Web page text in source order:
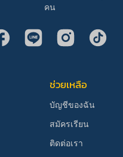
คน
ช่วยเหลือ
บัญชีของฉัน
สมัครเรียน
ติดต่อเรา